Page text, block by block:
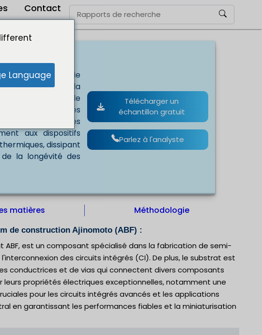
Contact
2024 à 2031
dici 2030
en énergie
de la
la demande
de signal et des
smartphones, les
aux dispositifs
dissipant
la longévité des
Télécharger un
échantillon gratuit
Parlez à l'analyste
matières Méthodologie
de construction Ajinomoto (ABF) :
est un composant spécialisé dans la fabrication de semi-
des circuits intégrés (CI). De plus, le substrat est
conductrices et de vias qui connectent divers composants
leurs propriétés électriques exceptionnelles, notamment une
pour les circuits intégrés avancés et les applications
en garantissant les performances fiables et la miniaturisation
Language